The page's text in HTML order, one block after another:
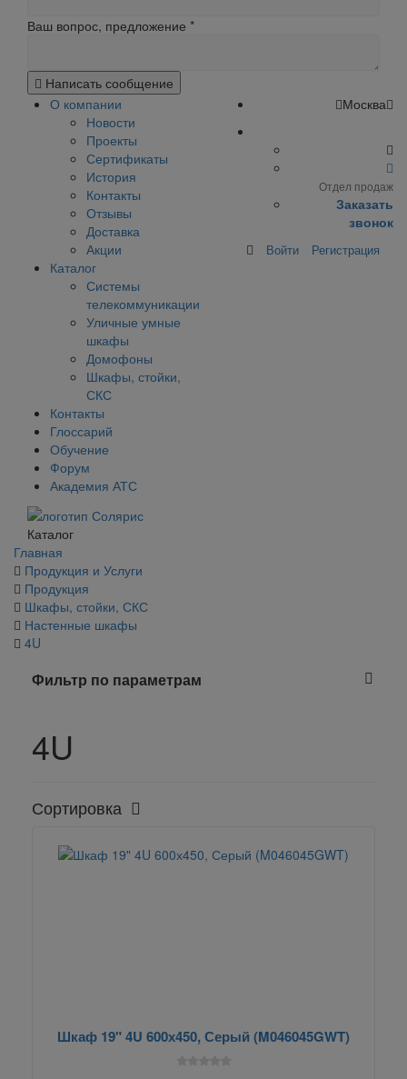
Ваш вопрос, предложение *
Написать сообщение
О компании
Новости
Проекты
Сертификаты
История
Контакты
Отзывы
Доставка
Акции
Каталог
Системы
телекоммуникации
Уличные умные
шкафы
Домофоны
Шкафы, стойки,
СКС
Контакты
Глоссарий
Обучение
Форум
Академия АТС
Москва
Отдел продаж
Заказать
звонок
Войти Регистрация
Каталог
Главная
Продукция и Услуги
Продукция
Шкафы, стойки, СКС
Настенные шкафы
4U
Фильтр по параметрам
4U
Сортировка
Шкаф 19" 4U 600х450, Серый (M046045GWT)